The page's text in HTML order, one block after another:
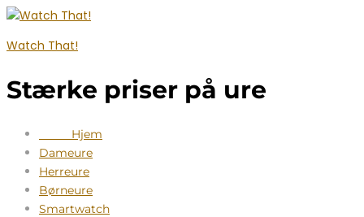
Watch That!
Stærke priser på ure
Hjem
Dameure
Herreure
Børneure
Smartwatch